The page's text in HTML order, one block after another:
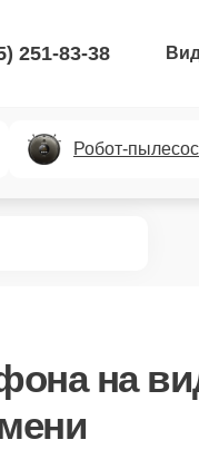
251-83-38
Робот-пылесос
на